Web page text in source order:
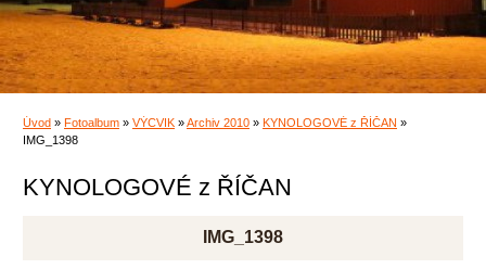
Úvod » Fotoalbum » VÝCVIK »Archiv 2010 » KYNOLOGOVÉ z ŘÍČAN »
IMG_1398
KYNOLOGOVÉ z ŘÍČAN
IMG_1398